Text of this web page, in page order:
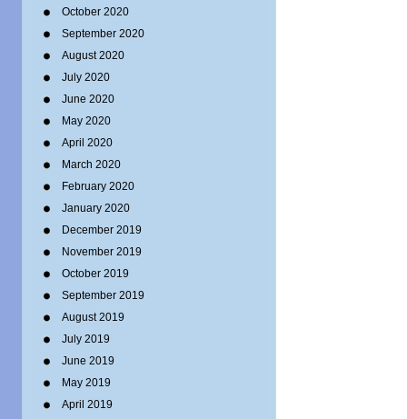
October 2020
September 2020
August 2020
July 2020
June 2020
May 2020
April 2020
March 2020
February 2020
January 2020
December 2019
November 2019
October 2019
September 2019
August 2019
July 2019
June 2019
May 2019
April 2019